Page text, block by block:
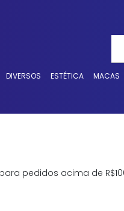
DIVERSOS ESTÉTICA MACAS
pedidos acima de